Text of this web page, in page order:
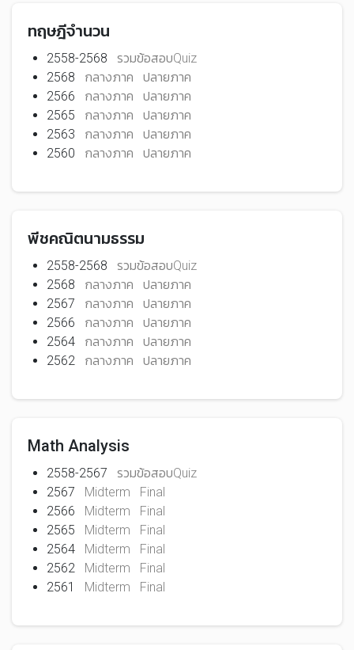
ทฤษฎีจำนวน
2558-2568
รวมข้อสอบQuiz
2568
กลางภาค
ปลายภาค
2566
กลางภาค
ปลายภาค
2565
กลางภาค
ปลายภาค
2563
กลางภาค
ปลายภาค
2560
กลางภาค ปลายภาค
พีชคณิตนามธรรม
2558-2568
รวมข้อสอบQuiz
2568
กลางภาค
ปลายภาค
2567
กลางภาค
ปลายภาค
2566
กลางภาค
ปลายภาค
2564
กลางภาค
ปลายภาค
2562
กลางภาค ปลายภาค
Math Analysis
2558-2567
รวมข้อสอบQuiz
2567
Midterm
Final
2566
Midterm
Final
2565
Midterm
Final
2564
Midterm
Final
2562
Midterm
Final
2561
Midterm Final